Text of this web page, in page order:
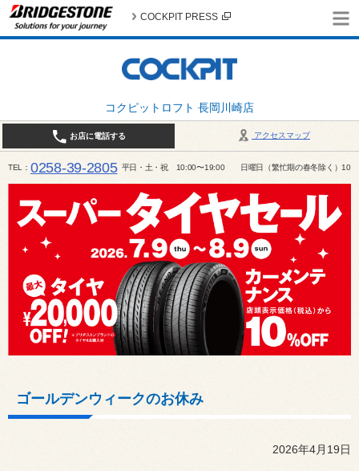
コクピットロフト 長岡川崎店
COCKPIT PRESS
アクセスマップ
お店に電話する
TEL 0258-39-2805 平日・土・祝 10:00〜19:00 日曜日（繁忙期の春冬除く）
ゴールデンウィークのお休み
2026年4月19日